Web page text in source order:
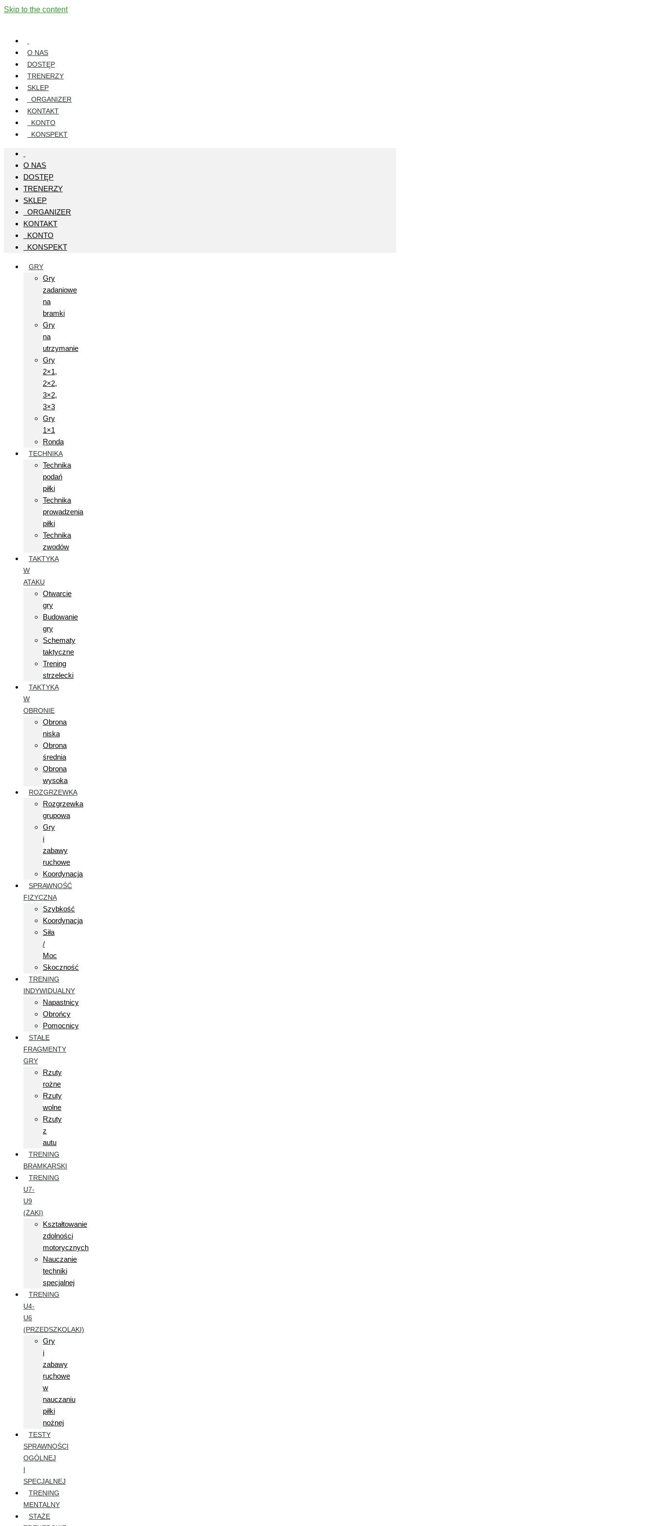
Skip to the content
O NAS
DOSTĘP
TRENERZY
SKLEP
ORGANIZER
KONTAKT
KONTO
KONSPEKT
O NAS
DOSTĘP
TRENERZY
SKLEP
ORGANIZER
KONTAKT
KONTO
KONSPEKT
GRY
Gry
zadaniowe
na
bramki
Gry
na
utrzymanie
Gry
2×1,
2×2,
3×2,
3×3
Gry
1×1
Ronda
TECHNIKA
Technika
podań
piłki
Technika
prowadzenia
piłki
Technika
zwodów
TAKTYKA
W
ATAKU
Otwarcie
gry
Budowanie
gry
Schematy
taktyczne
Trening
strzelecki
TAKTYKA
W
OBRONIE
Obrona
niska
Obrona
średnia
Obrona
wysoka
ROZGRZEWKA
Rozgrzewka
grupowa
Gry
i
zabawy
ruchowe
Koordynacja
SPRAWNOŚĆ
FIZYCZNA
Szybkość
Koordynacja
Siła
/
Moc
Skoczność
TRENING
INDYWIDUALNY
Napastnicy
Obrońcy
Pomocnicy
STAŁE
FRAGMENTY
GRY
Rzuty
rożne
Rzuty
wolne
Rzuty
z
autu
TRENING
BRAMKARSKI
TRENING
U7-
U9
(ŻAKI)
Kształtowanie
zdolności
motorycznych
Nauczanie
techniki
specjalnej
TRENING
U4-
U6
(PRZEDSZKOLAKI)
Gry
i
zabawy
ruchowe
w
nauczaniu
piłki
nożnej
TESTY
SPRAWNOŚCI
OGÓLNEJ
I
SPECJALNEJ
TRENING
MENTALNY
STAŻE